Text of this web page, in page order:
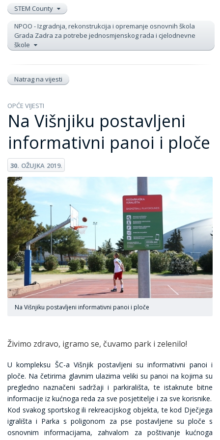
STEM County
NPOO - Izgradnja, rekonstrukcija i opremanje osnovnih škola
Grada Zadra za potrebe jednosmjenskog rada i cjelodnevne
škole
Natrag na vijesti
OPĆE VIJESTI
Na Višnjiku postavljeni
informativni panoi i ploče
30. OŽUJKA 2019.
Na Višnjiku postavljeni informativni panoi i ploče
Živimo zdravo, igramo se, čuvamo park i zelenilo!
U kompleksu ŠC-a Višnjik postavljeni su informativni panoi i
ploče. Na četirima glavnim ulazima veliki su panoi na kojima su
pregledno naznačeni sadržaji i parkirališta, te istaknute bitne
informacije iz kućnoga reda za sve posjetitelje i za sve korisnike.
Kod svakog sportskog ili rekreacijskog objekta, te kod Dječjega
igrališta i Parka s poligonom za pse postavljene su ploče s
osnovnim informacijama, zahvalom za poštivanje kućnoga